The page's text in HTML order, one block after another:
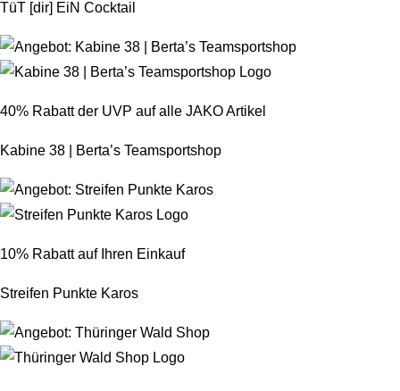
TüT [dir] EiN Cocktail
40% Rabatt der UVP auf alle JAKO Artikel
Kabine 38 | Berta’s Teamsportshop
10% Rabatt auf Ihren Einkauf
Streifen Punkte Karos